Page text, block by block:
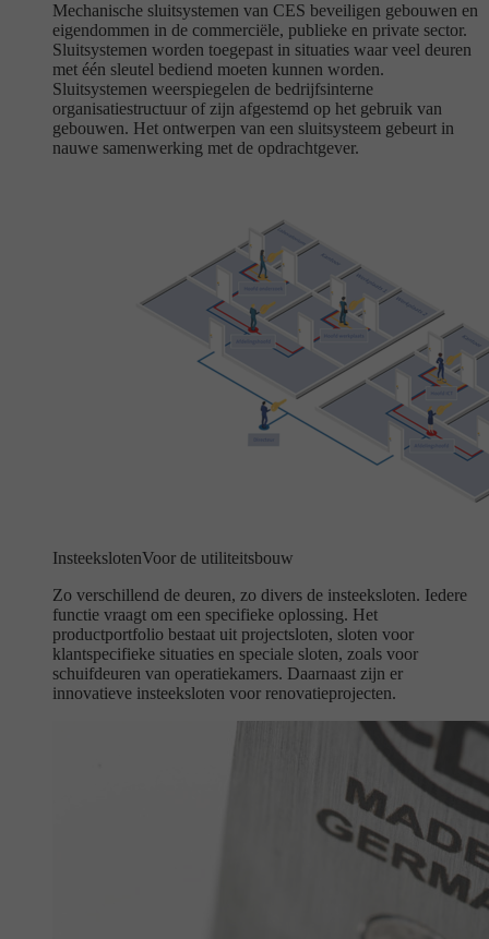
Mechanische sluitsystemen van CES beveiligen gebouwen en
eigendommen in de commerciële, publieke en private sector.
Sluitsystemen worden toegepast in situaties waar veel deuren
met één sleutel bediend moeten kunnen worden.
Sluitsystemen weerspiegelen de bedrijfsinterne
organisatiestructuur of zijn afgestemd op het gebruik van
gebouwen. Het ontwerpen van een sluitsysteem gebeurt in
nauwe samenwerking met de opdrachtgever.
InsteekslotenVoor de utiliteitsbouw
Zo verschillend de deuren, zo divers de insteeksloten. Iedere
functie vraagt om een specifieke oplossing. Het
productportfolio bestaat uit projectsloten, sloten voor
klantspecifieke situaties en speciale sloten, zoals voor
schuifdeuren van operatiekamers. Daarnaast zijn er
innovatieve insteeksloten voor renovatieprojecten.